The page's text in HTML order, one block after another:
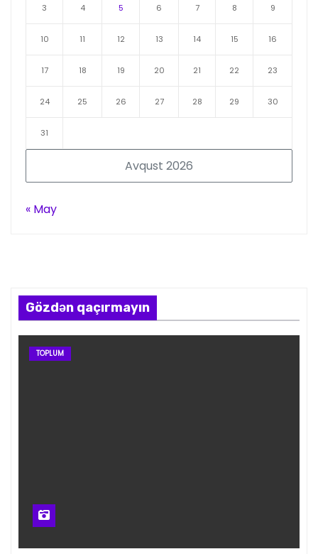
Avqust 2026
3 4 5 6 7 8 9
10 11 12 13 14 15 16
17 18 19 20 21 22 23
24 25 26 27 28 29 30
31
« May
Gözdən qaçırmayın
TOPLUM